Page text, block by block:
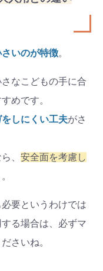
いのが特徴。
なこどもの手に合
めです。
しにくい工夫がさ
、 安全面を考慮し
要というわけでは
る場合は、必ずマ
さいね。